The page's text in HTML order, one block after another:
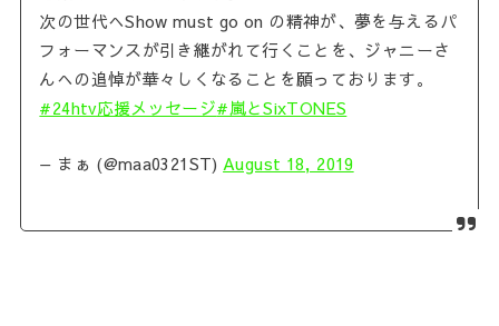
次の世代へShow must go on の精神が、夢を与えるパ
フォーマンスが引き継がれて行くことを、ジャニーさ
んへの追悼が華々しくなることを願っております。
#24htv応援メッセージ#嵐とSixTONES
— まぁ (@maa0321ST) August 18, 2019